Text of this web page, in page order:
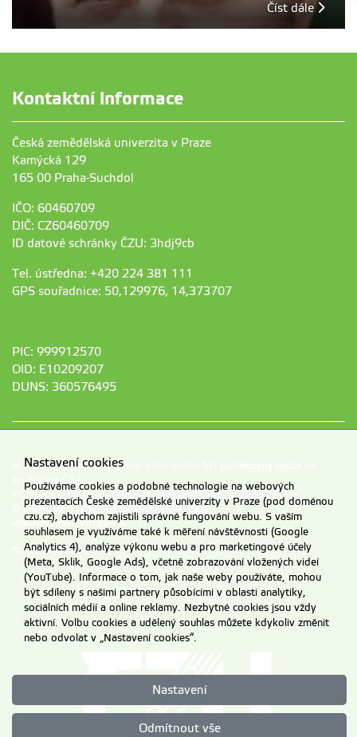
Číst dále
Kontaktní informace
Česká zemědělská univerzita v Praze
Kamýcká 129
165 00 Praha-Suchdol
IČO: 60460709
DIČ: CZ60460709
ID datové schránky ČZU: 3hdj9cb
Tel. ústředna: +420 224 381 111
GPS souřadnice: 50,129976, 14,373707
PIC: 999912570
OID: E10209207
DUNS: 360576495
Materiály umístěné na tomto webu mohou být publikovány pouze se
Informace o zpracování a ochraně osobních údajů na ČZU v Praze
© 2026 Česká zemědělská univerzita v Praze
Všechna práva vyhrazena
Nastavení cookies
Nastavení cookies
Používáme cookies a podobné technologie na webových
prezentacích České zemědělské univerzity v Praze (pod doménou
czu.cz), abychom zajistili správné fungování webu. S vaším
souhlasem je využíváme také k měření návštěvnosti (Google
Analytics 4), analýze výkonu webu a pro marketingové účely
(Meta, Sklik, Google Ads), včetně zobrazování vložených videí
(YouTube). Informace o tom, jak naše weby používáte, mohou
být sdíleny s našimi partnery působícími v oblasti analytiky,
sociálních médií a online reklamy. Nezbytné cookies jsou vždy
aktivní. Volbu cookies a udělený souhlas můžete kdykoliv změnit
nebo odvolat v „Nastavení cookies“.
Nastavení
Odmítnout vše